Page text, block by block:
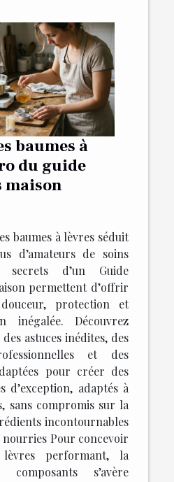
baumes à
du guide
maison
baumes à lèvres séduit
d’amateurs de soins
secrets d’un Guide
permettent d’offrir
protection et
inégalée. Découvrez
astuces inédites, des
et des
pour créer des
d’exception, adaptés à
sans compromis sur la
incontournables
Pour concevoir
performant, la
s’avère